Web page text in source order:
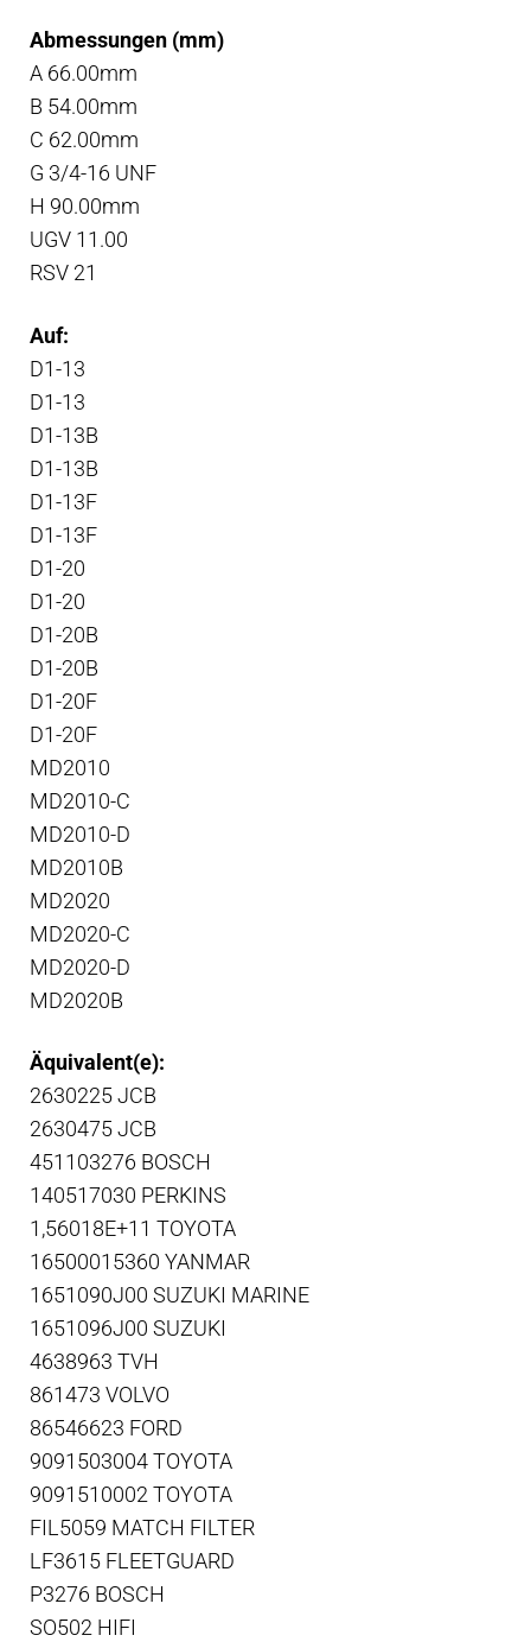
13,
D1-
20,
MD2010,
MD2020,
(B,C,F,D)
Menge
Abmessungen (mm)
A 66.00mm
B 54.00mm
C 62.00mm
G 3/4-16 UNF
H 90.00mm
UGV 11.00
RSV 21
Auf:
D1-13
D1-13
D1-13B
D1-13B
D1-13F
D1-13F
D1-20
D1-20
D1-20B
D1-20B
D1-20F
D1-20F
MD2010
MD2010-C
MD2010-D
MD2010B
MD2020
MD2020-C
MD2020-D
MD2020B
Äquivalent(e):
2630225 JCB
2630475 JCB
451103276 BOSCH
140517030 PERKINS
1,56018E+11 TOYOTA
16500015360 YANMAR
1651090J00 SUZUKI MARINE
1651096J00 SUZUKI
4638963 TVH
861473 VOLVO
86546623 FORD
9091503004 TOYOTA
9091510002 TOYOTA
FIL5059 MATCH FILTER
LF3615 FLEETGUARD
P3276 BOSCH
SO502 HIFI